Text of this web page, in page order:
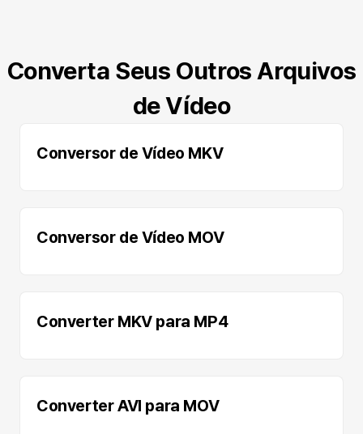
Converta Seus Outros Arquivos
de Vídeo
Conversor de Vídeo MKV
Conversor de Vídeo MOV
Converter MKV para MP4
Converter AVI para MOV